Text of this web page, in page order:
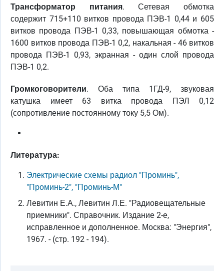
Трансформатор питания. Сетевая обмотка
содержит 715+110 витков провода ПЭВ-1 0,44 и 605
витков провода ПЭВ-1 0,33, повышающая обмотка -
1600 витков провода ПЭВ-1 0,2, накальная - 46 витков
провода ПЭВ-1 0,93, экранная - один слой провода
ПЭВ-1 0,2.
Громкоговорители. Оба типа 1ГД-9, звуковая
катушка имеет 63 витка провода ПЭЛ 0,12
(сопротивление постоянному току 5,5 Ом).
Литература:
Электрические схемы радиол "Проминь",
"Проминь-2", "Проминь-М"
Левитин Е.А., Левитин Л.Е. "Радиовещательные
приемники". Справочник. Издание 2-е,
исправленное и дополненное. Москва: "Энергия",
1967. - (стр. 192 - 194).